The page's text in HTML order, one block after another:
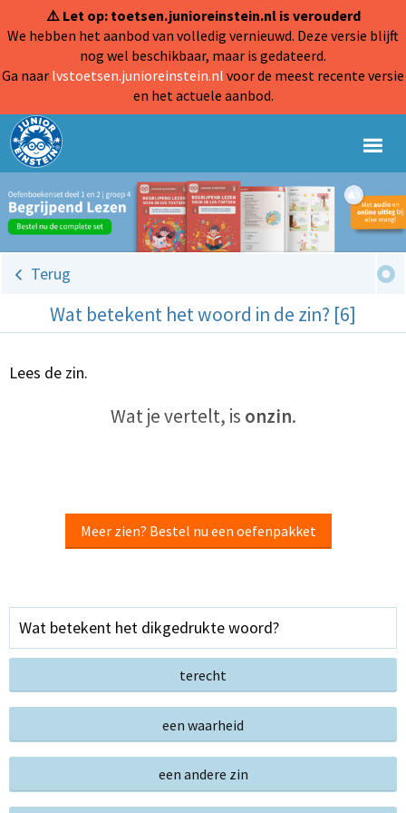
⚠️ Let op: toetsen.junioreinstein.nl is verouderd
We hebben het aanbod van volledig vernieuwd. Deze versie blijft
nog wel beschikbaar, maar is gedateerd.
Ga naar lvstoetsen.junioreinstein.nl voor de meest recente versie
en het actuele aanbod.
Terug
Wat betekent het woord in de zin? [6]
Lees de zin.
Wat je vertelt, is onzin.
Meer zien? Bestel nu een oefenpakket
Wat betekent het dikgedrukte woord?
terecht
een waarheid
een andere zin